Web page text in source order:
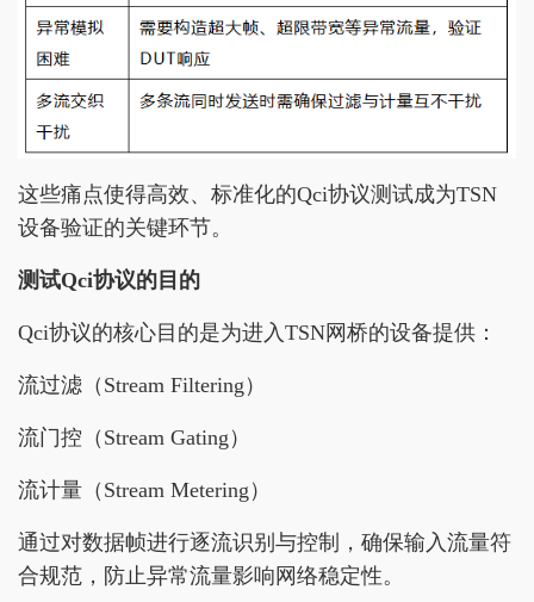
这些痛点使得高效、标准化的Qci协议测试成为TSN
设备验证的关键环节。
测试Qci协议的目的
Qci协议的核心目的是为进入TSN网桥的设备提供：
流过滤（Stream Filtering）
流门控（Stream Gating）
流计量（Stream Metering）
通过对数据帧进行逐流识别与控制，确保输入流量符
合规范，防止异常流量影响网络稳定性。